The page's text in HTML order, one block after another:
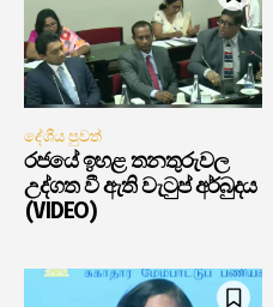
දේශීය පුවත්
රජයේ ඉහළ තනතුරුවල
උද්ගත වී ඇති වැටුප් අර්බුදය
(VIDEO)